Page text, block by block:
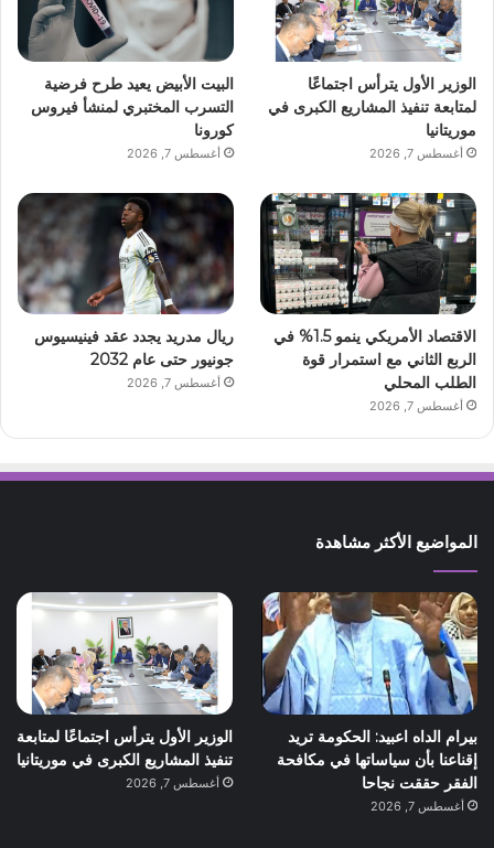
الوزير الأول يترأس اجتماعًا
لمتابعة تنفيذ المشاريع الكبرى في
موريتانيا
أغسطس 7, 2026
البيت الأبيض يعيد طرح فرضية
التسرب المختبري لمنشأ فيروس
كورونا
أغسطس 7, 2026
الاقتصاد الأمريكي ينمو 1.5% في
الربع الثاني مع استمرار قوة
الطلب المحلي
أغسطس 7, 2026
ريال مدريد يجدد عقد فينيسيوس
جونيور حتى عام 2032
أغسطس 7, 2026
المواضيع الأكثر مشاهدة
بيرام الداه اعبيد: الحكومة تريد
إقناعنا بأن سياساتها في مكافحة
الفقر حققت نجاحا
أغسطس 7, 2026
الوزير الأول يترأس اجتماعًا لمتابعة
تنفيذ المشاريع الكبرى في موريتانيا
أغسطس 7, 2026